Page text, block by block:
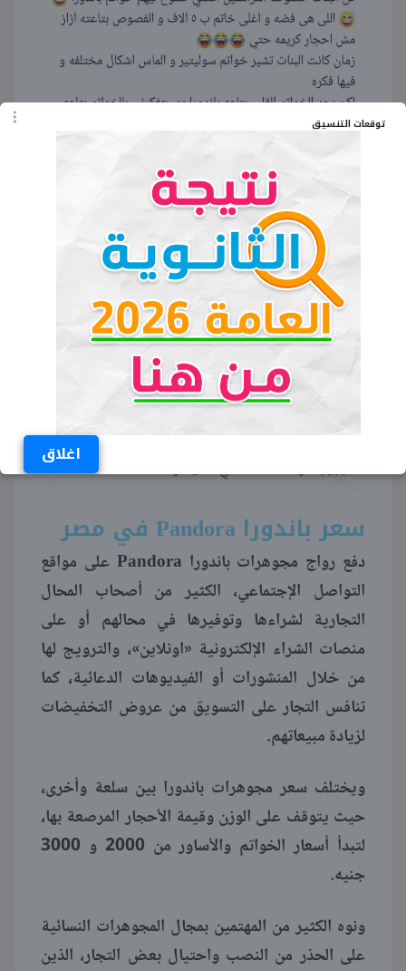
توقعات التنسيق
اغلاق
ونشرت إحدي الصفحات المشهورة ناظرة لحال
الشباب في ظل ارتفاع الأسعار «حبيبتي كفاية
تلميحكوا على خاتم باندورا يماما ده معهوش يجيب
كارت فكة ف اسكتي الله يسترك».
سعر باندورا Pandora في مصر
دفع رواج مجوهرات باندورا Pandora على مواقع
التواصل الإجتماعي، الكثير من أصحاب المحال
التجارية لشراءها وتوفيرها في محالهم أو على
منصات الشراء الإلكترونية «اونلاين»، والترويج لها
من خلال المنشورات أو الفيديوهات الدعائية، كما
تنافس التجار على التسويق من عروض التخفيضات
لزيادة مبيعاتهم.
ويختلف سعر مجوهرات باندورا بين سلعة وأخرى،
حيث يتوقف على الوزن وقيمة الأحجار المرصعة بها،
لتبدأ أسعار الخواتم والأساور من 2000 و 3000
جنيه.
ونوه الكثير من المهتمين بمجال المجوهرات النسائية
على الحذر من النصب واحتيال بعض التجار، الذين